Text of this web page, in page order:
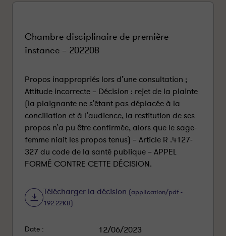
Chambre disciplinaire de première
instance – 202208
Propos inappropriés lors d’une consultation ;
Attitude incorrecte – Décision : rejet de la plainte
(la plaignante ne s’étant pas déplacée à la
conciliation et à l’audience, la restitution de ses
propos n’a pu être confirmée, alors que le sage-
femme niait les propos tenus) – Article R .4127-
327 du code de la santé publique – APPEL
FORMÉ CONTRE CETTE DÉCISION.
Télécharger la décision (application/pdf -
192.22KB)
Date : 12/06/2023